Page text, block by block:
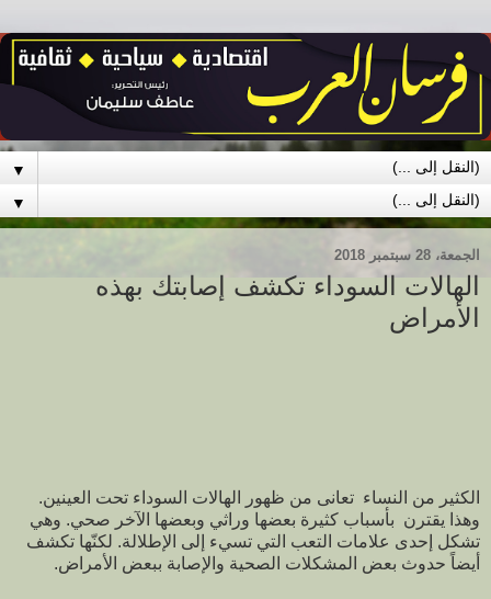
▼
▼
الجمعة، 28 سبتمبر 2018
الهالات السوداء تكشف إصابتك بهذه
الأمراض
الكثير من النساء تعانى من ظهور الهالات السوداء تحت العينين.
وهذا يقترن بأسباب كثيرة بعضها وراثي وبعضها الآخر صحي. وهي
تشكل إحدى علامات التعب التي تسيء إلى الإطلالة. لكنّها تكشف
أيضاً حدوث بعض المشكلات الصحية والإصابة ببعض الأمراض.